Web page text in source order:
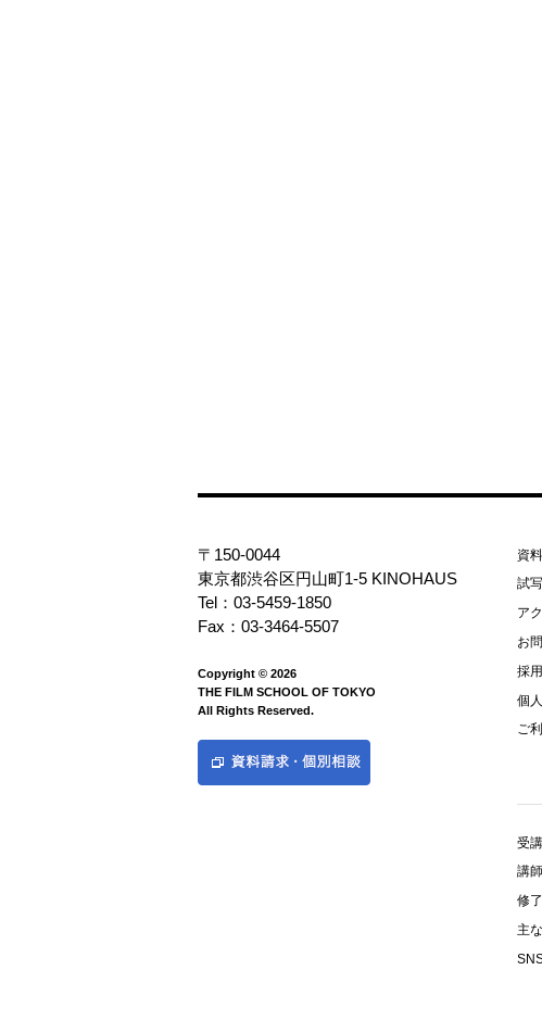
〒150-0044
東京都渋谷区円山町1-5 KINOHAUS
Tel：03-5459-1850
Fax：03-3464-5507
Copyright © 2026
THE FILM SCHOOL OF TOKYO
All Rights Reserved.
資
試
ア
お
採
個
ご
受
講
修
主